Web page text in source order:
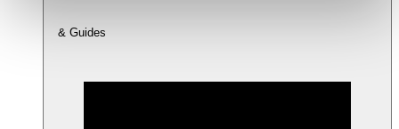
& Guides